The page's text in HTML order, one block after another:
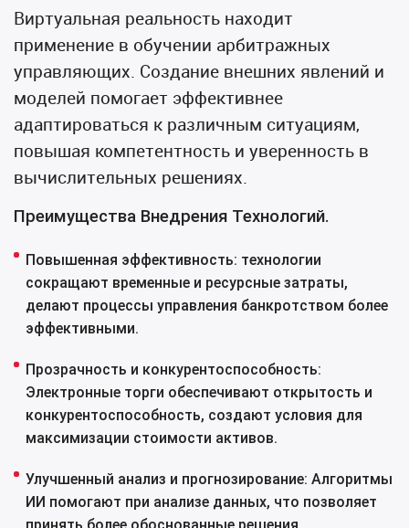
Виртуальная реальность находит
применение в обучении арбитражных
управляющих. Создание внешних явлений и
моделей помогает эффективнее
адаптироваться к различным ситуациям,
повышая компетентность и уверенность в
вычислительных решениях.
Преимущества Внедрения Технологий.
Повышенная эффективность: технологии
сокращают временные и ресурсные затраты,
делают процессы управления банкротством более
эффективными.
Прозрачность и конкурентоспособность:
Электронные торги обеспечивают открытость и
конкурентоспособность, создают условия для
максимизации стоимости активов.
Улучшенный анализ и прогнозирование: Алгоритмы
ИИ помогают при анализе данных, что позволяет